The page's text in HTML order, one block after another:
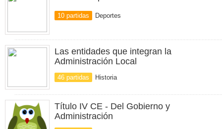
10 partidas Deportes
Las entidades que integran la
Administración Local
46 partidas Historia
Título IV CE - Del Gobierno y
Administración